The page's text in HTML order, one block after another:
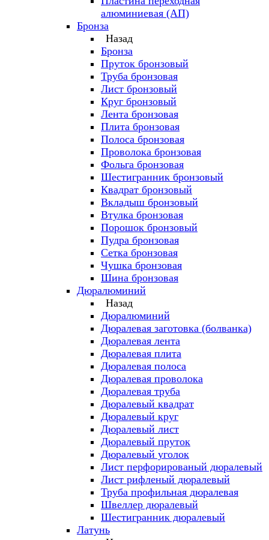
алюминиевая (АП)
Бронза
Назад
Бронза
Пруток бронзовый
Труба бронзовая
Лист бронзовый
Круг бронзовый
Лента бронзовая
Плита бронзовая
Полоса бронзовая
Проволока бронзовая
Фольга бронзовая
Шестигранник бронзовый
Квадрат бронзовый
Вкладыш бронзовый
Втулка бронзовая
Порошок бронзовый
Пудра бронзовая
Сетка бронзовая
Чушка бронзовая
Шина бронзовая
Дюралюминий
Назад
Дюралюминий
Дюралевая заготовка (болванка)
Дюралевая лента
Дюралевая плита
Дюралевая полоса
Дюралевая проволока
Дюралевая труба
Дюралевый квадрат
Дюралевый круг
Дюралевый лист
Дюралевый пруток
Дюралевый уголок
Лист перфорированый дюралевый
Лист рифленый дюралевый
Труба профильная дюралевая
Швеллер дюралевый
Шестигранник дюралевый
Латунь